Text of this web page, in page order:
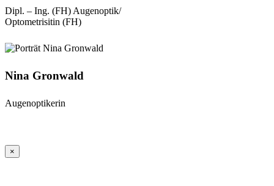
Dipl. – Ing. (FH) Augenoptik/
Optometrisitin (FH)
Nina Gronwald
Augenoptikerin
×